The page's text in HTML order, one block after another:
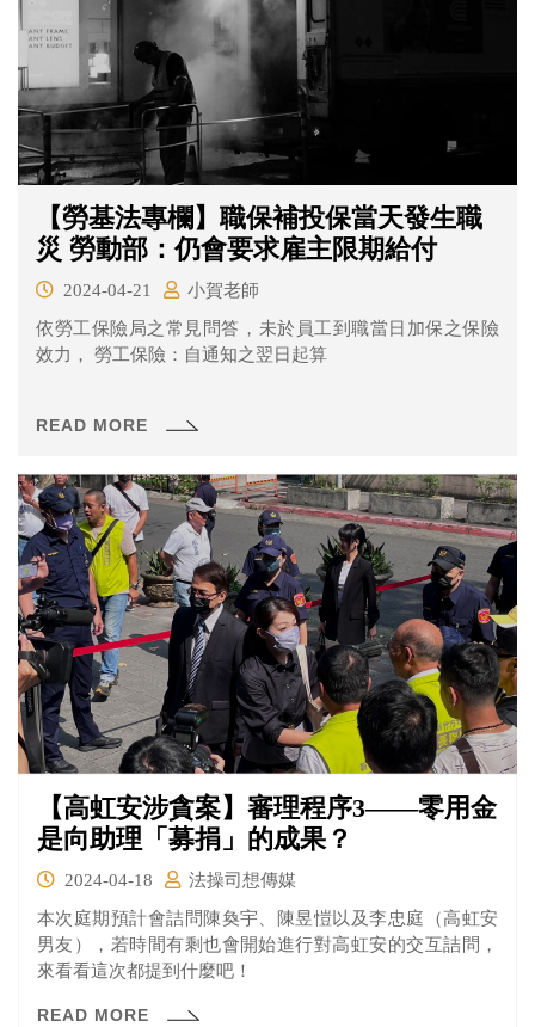
【勞基法專欄】職保補投保當天發生職
災 勞動部：仍會要求雇主限期給付
2024-04-21
小賀老師
依勞工保險局之常見問答，未於員工到職當日加保之保險
效力， 勞工保險：自通知之翌日起算
READ MORE
【高虹安涉貪案】審理程序3——零用金
是向助理「募捐」的成果？
2024-04-18
法操司想傳媒
本次庭期預計會詰問陳奐宇、陳昱愷以及李忠庭（高虹安
男友），若時間有剩也會開始進行對高虹安的交互詰問，
來看看這次都提到什麼吧！
READ MORE